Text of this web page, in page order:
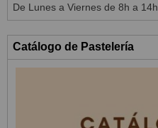
De Lunes a Viernes de 8h a 14h
Catálogo de Pastelería